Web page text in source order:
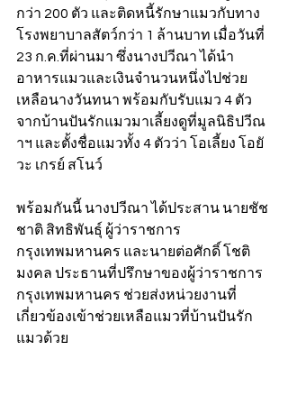
กว่า 200 ตัว และติดหนี้รักษาแมวกับทาง
โรงพยาบาลสัตว์กว่า 1 ล้านบาท เมื่อวันที่
23 ก.ค.ที่ผ่านมา ซึ่งนางปวีณา ได้นำ
อาหารแมวและเงินจำนวนหนึ่งไปช่วย
เหลือนางวันทนา พร้อมกับรับแมว 4 ตัว
จากบ้านปันรักแมวมาเลี้ยงดูที่มูลนิธิปวีณ
าฯ และตั้งชื่อแมวทั้ง 4 ตัวว่า โอเลี้ยง โอยั
วะ เกรย์ สโนว์
พร้อมกันนี้ นางปวีณา ได้ประสาน นายชัช
ชาติ สิทธิพันธุ์ ผู้ว่าราชการ
กรุงเทพมหานคร และนายต่อศักดิ์ โชติ
มงคล ประธานที่ปรึกษาของผู้ว่าราชการ
กรุงเทพมหานคร ช่วยส่งหน่วยงานที่
เกี่ยวข้องเข้าช่วยเหลือแมวที่บ้านปันรัก
แมวด้วย